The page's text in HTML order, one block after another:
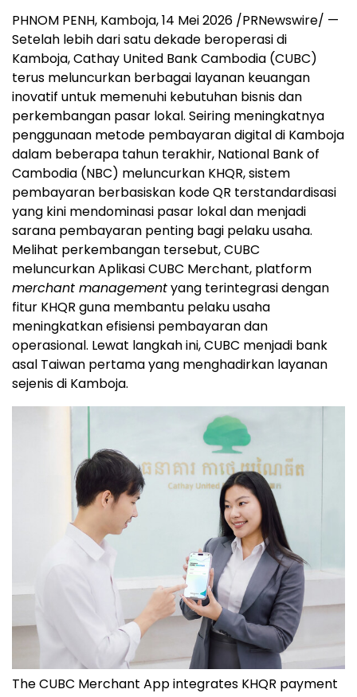
PHNOM PENH, Kamboja, 14 Mei 2026 /PRNewswire/ —
Setelah lebih dari satu dekade beroperasi di
Kamboja, Cathay United Bank Cambodia (CUBC)
terus meluncurkan berbagai layanan keuangan
inovatif untuk memenuhi kebutuhan bisnis dan
perkembangan pasar lokal. Seiring meningkatnya
penggunaan metode pembayaran digital di Kamboja
dalam beberapa tahun terakhir, National Bank of
Cambodia (NBC) meluncurkan KHQR, sistem
pembayaran berbasiskan kode QR terstandardisasi
yang kini mendominasi pasar lokal dan menjadi
sarana pembayaran penting bagi pelaku usaha.
Melihat perkembangan tersebut, CUBC
meluncurkan Aplikasi CUBC Merchant, platform
merchant managementyang terintegrasi dengan
fitur KHQR guna membantu pelaku usaha
meningkatkan efisiensi pembayaran dan
operasional. Lewat langkah ini, CUBC menjadi bank
asal Taiwan pertama yang menghadirkan layanan
sejenis di Kamboja.
The CUBC Merchant App integrates KHQR payment